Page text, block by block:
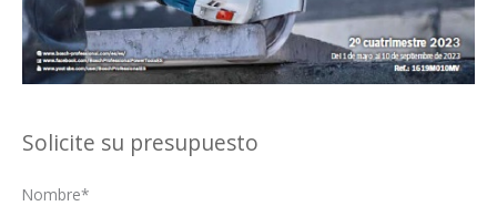
Solicite su presupuesto
Nombre*